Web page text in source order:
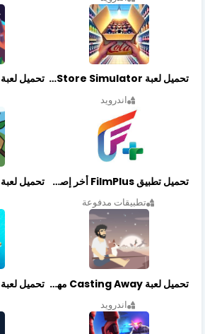
تحميل لعبة Retail Store Simulator مهكرة اخر اصدار
اندرويد
تحميل تطبيق FilmPlus أخر إصدار
تطبيقات مدفوعة
تحميل لعبة Casting Away مهكرة أخر إصدار
اندرويد